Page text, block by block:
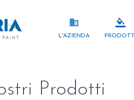
business
L'AZIENDA
format_color_fill
PRODOTTI
Prodotti